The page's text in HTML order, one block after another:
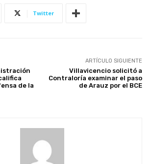
Twitter
de la
ARTÍCULO SIGUIENTE
Villavicencio solicitó a
Contraloría examinar el paso
de Arauz por el BCE